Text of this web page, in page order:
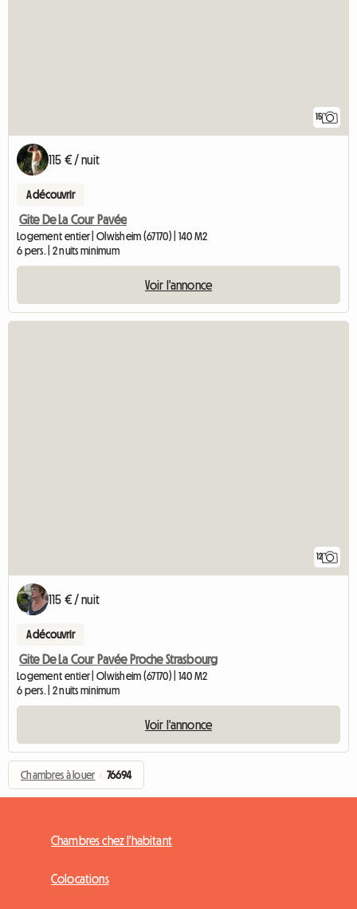
15
115 € / nuit
A découvrir
Gite De La Cour Pavée
Logement entier | Olwisheim (67170) | 140 M2
6 pers. | 2 nuits minimum
Voir l'annonce
12
115 € / nuit
A découvrir
Gite De La Cour Pavée Proche Strasbourg
Logement entier | Olwisheim (67170) | 140 M2
6 pers. | 2 nuits minimum
Voir l'annonce
Chambres à louer › 76694
Chambres chez l'habitant
Colocations